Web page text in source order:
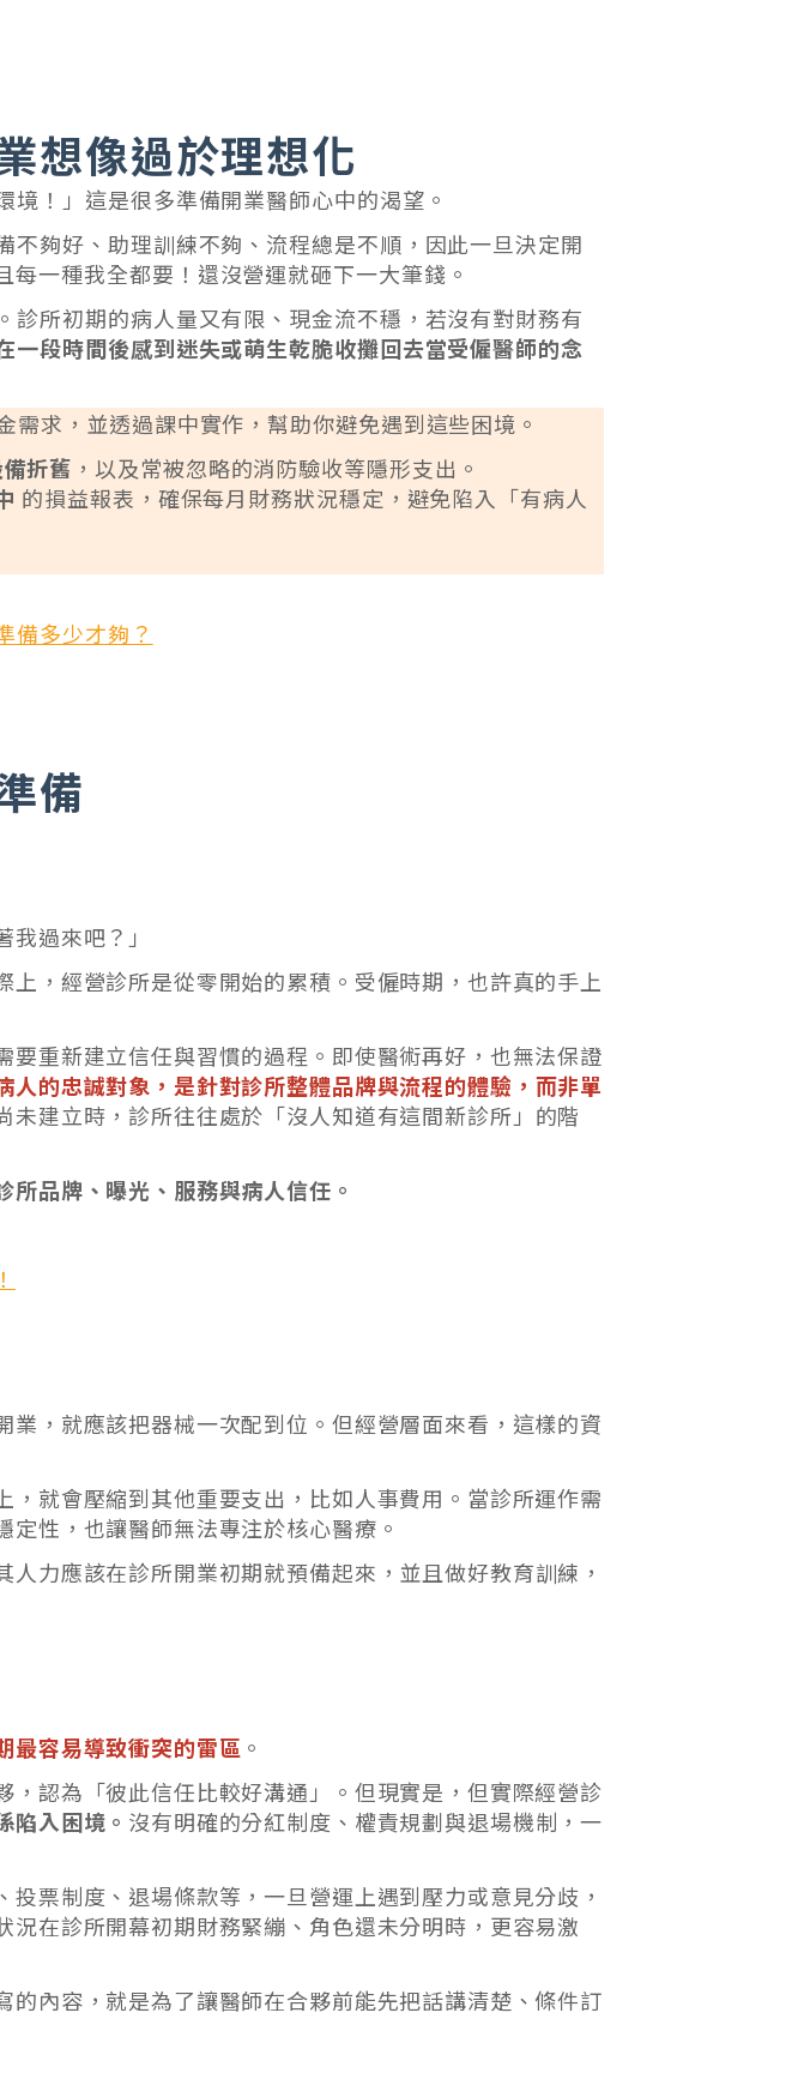
想像過於理想化
境！」這是很多準備開業醫師心中的渴望。
夠好、助理訓練不夠、流程總是不順，因此一旦決定開
一種我全都要！還沒營運就砸下一大筆錢。
所初期的病人量又有限、現金流不穩，若沒有對財務有
一段時間後感到迷失或萌生乾脆收攤回去當受僱醫師的念
需求，並透過課中實作，幫助你避免遇到這些困境。
折舊 ，以及常被忽略的消防驗收等隱形支出。
的損益報表，確保每月財務狀況穩定，避免陷入「有病人
備多少才夠？
備
過來吧？」
，經營診所是從零開始的累積。受僱時期，也許真的手上
重新建立信任與習慣的過程。即使醫術再好，也無法保證
人的忠誠對象，是針對診所整體品牌與流程的體驗，而非單
建立時，診所往往處於「沒人知道有這間新診所」的階
所品牌、曝光、服務與病人信任。
，就應該把器械一次配到位。但經營層面來看，這樣的資
就會壓縮到其他重要支出，比如人事費用。當診所運作需
性，也讓醫師無法專注於核心醫療。
人力應該在診所開業初期就預備起來，並且做好教育訓練，
最容易導致衝突的雷區 。
認為「彼此信任比較好溝通」。但現實是，但實際經營診
陷入困境。 沒有明確的分紅制度、權責規劃與退場機制，一
票制度、退場條款等，一旦營運上遇到壓力或意見分歧，
在診所開幕初期財務緊繃、角色還未分明時，更容易激
內容，就是為了讓醫師在合夥前能先把話講清楚、條件訂